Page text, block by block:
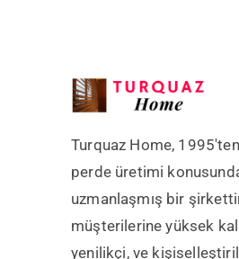
Turquaz Home,
perde üretimi
uzmanlaşmış bir
müşterilerine yüksek
yenilikçi, ve